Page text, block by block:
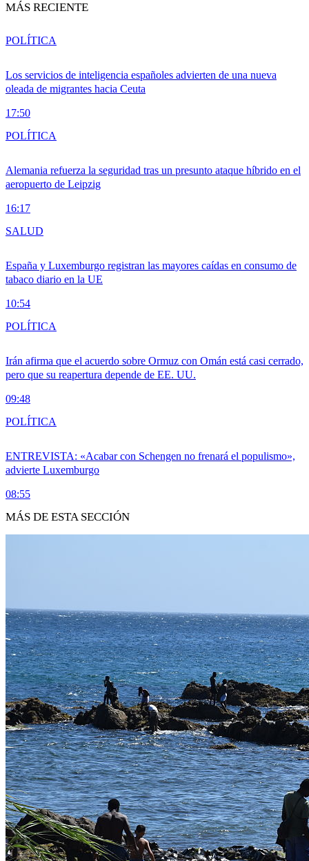
MÁS RECIENTE
Los servicios de inteligencia españoles advierten de una nueva
oleada de migrantes hacia Ceuta
17:50
POLÍTICA
Alemania refuerza la seguridad tras un presunto ataque híbrido en el
aeropuerto de Leipzig
16:17
POLÍTICA
España y Luxemburgo registran las mayores caídas en consumo de
tabaco diario en la UE
10:54
SALUD
Irán afirma que el acuerdo sobre Ormuz con Omán está casi cerrado,
pero que su reapertura depende de EE. UU.
09:48
POLÍTICA
ENTREVISTA: «Acabar con Schengen no frenará el populismo»,
advierte Luxemburgo
08:55
POLÍTICA
MÁS DE ESTA SECCIÓN